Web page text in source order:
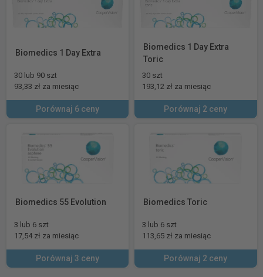
Biomedics 1 Day Extra
30 lub 90 szt
93,33 zł za miesiąc
Porównaj 6 ceny
Biomedics 1 Day Extra
Toric
30 szt
193,12 zł za miesiąc
Porównaj 2 ceny
Biomedics 55 Evolution
3 lub 6 szt
17,54 zł za miesiąc
Porównaj 3 ceny
Biomedics Toric
3 lub 6 szt
113,65 zł za miesiąc
Porównaj 2 ceny